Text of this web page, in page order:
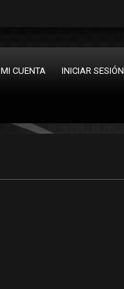
MI CUENTA INICIAR SESIÓN